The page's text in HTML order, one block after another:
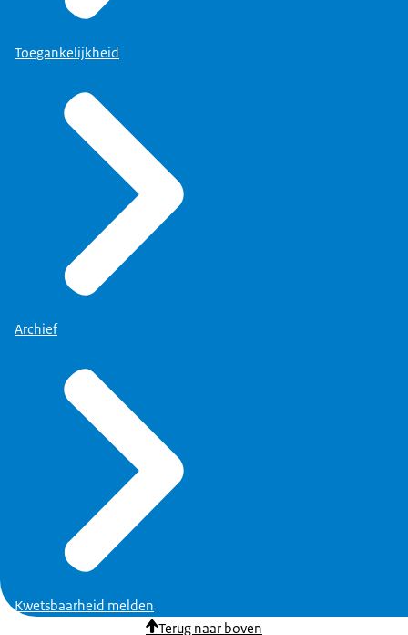
Toegankelijkheid
Archief
Kwetsbaarheid melden
Terug naar boven